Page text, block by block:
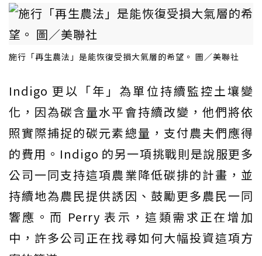
施行「再生農法」是能恢復受損大氣層的希望。 圖／美聯社
Indigo 更以「年」為單位持續監控土壤變
化，因為碳含量水平會持續改變，他們將依
照實際捕捉的碳元素總量，支付農夫們應得
的費用。Indigo 的另一項挑戰則是說服更多
公司一同支持這項農業降低碳排的計畫，並
持續地為農民提供誘因、鼓勵更多農民一同
響應。而 Perry 表示，這類需求正在增加
中，許多公司正在找尋如何大幅投資這項方